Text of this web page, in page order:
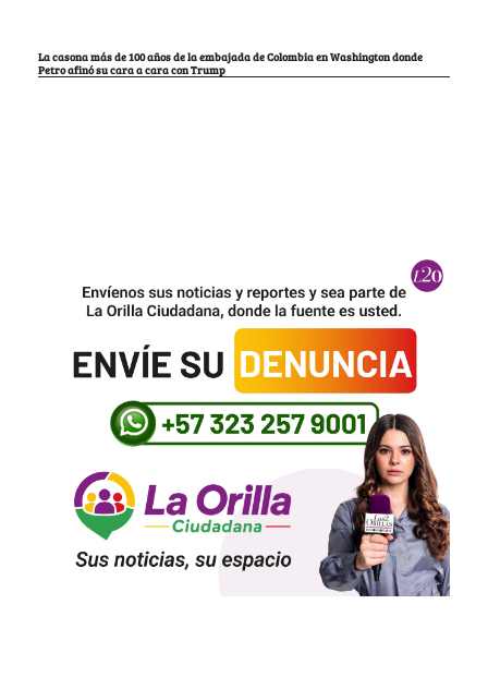
La casona más de 100 años de la embajada de Colombia en Washington donde
Petro afinó su cara a cara con Trump